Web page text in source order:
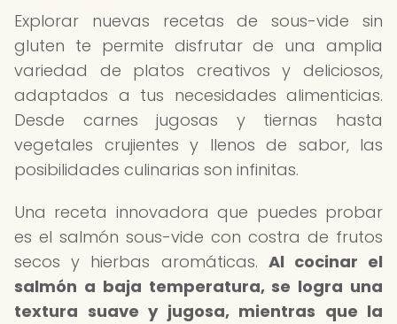
Explorar nuevas recetas de sous-vide sin
gluten te permite disfrutar de una amplia
variedad de platos creativos y deliciosos,
adaptados a tus necesidades alimenticias.
Desde carnes jugosas y tiernas hasta
vegetales crujientes y llenos de sabor, las
posibilidades culinarias son infinitas.
Una receta innovadora que puedes probar
es el salmón sous-vide con costra de frutos
secos y hierbas aromáticas. Al cocinar el
salmón a baja temperatura, se logra una
textura suave y jugosa, mientras que la